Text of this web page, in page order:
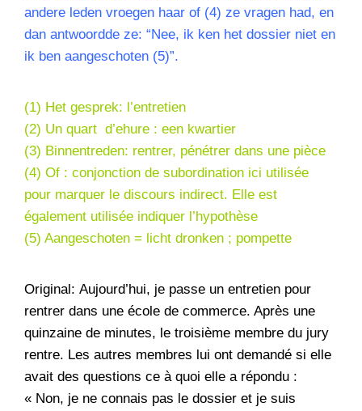
andere leden vroegen haar of (4) ze vragen had, en
dan antwoordde ze: “Nee, ik ken het dossier niet en
ik ben aangeschoten (5)”.
(1) Het gesprek: l’entretien
(2) Un quart d’ehure : een kwartier
(3) Binnentreden: rentrer, pénétrer dans une pièce
(4) Of : conjonction de subordination ici utilisée
pour marquer le discours indirect. Elle est
également utilisée indiquer l’hypothèse
(5) Aangeschoten = licht dronken ; pompette
Original: Aujourd’hui, je passe un entretien pour
rentrer dans une école de commerce. Après une
quinzaine de minutes, le troisième membre du jury
rentre. Les autres membres lui ont demandé si elle
avait des questions ce à quoi elle a répondu :
« Non, je ne connais pas le dossier et je suis